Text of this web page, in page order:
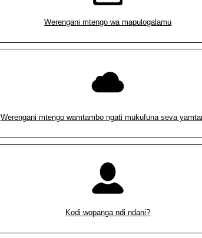
Werengani mtengo wa mapulogalamu
Werengani mtengo wamtambo ngati mukufuna seva
Kodi wopanga ndi ndani?